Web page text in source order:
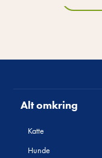
Alt omkring
Katte
Hunde